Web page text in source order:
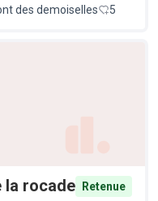
des demoiselles 5
la rocade
Retenue